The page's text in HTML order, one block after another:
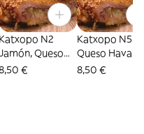
Katxopo N2
Jamón, Queso
Havarti,
€
Katxopo N5
Queso
Edam, Rulo De
8,50 €